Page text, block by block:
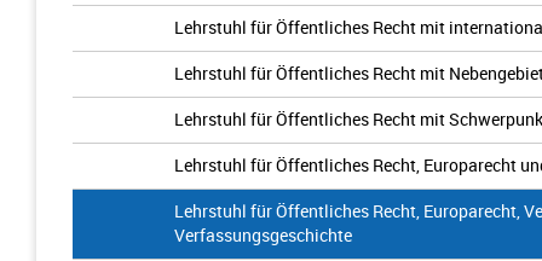
Lehrstuhl für Öffentliches Recht mit
Lehrstuhl für Öffentliches Recht mit
Lehrstuhl für Öffentliches Recht mit
Lehrstuhl für Öffentliches Recht, Europarecht
Lehrstuhl für Öffentliches Recht, Europarecht,
Verfassungsgeschichte